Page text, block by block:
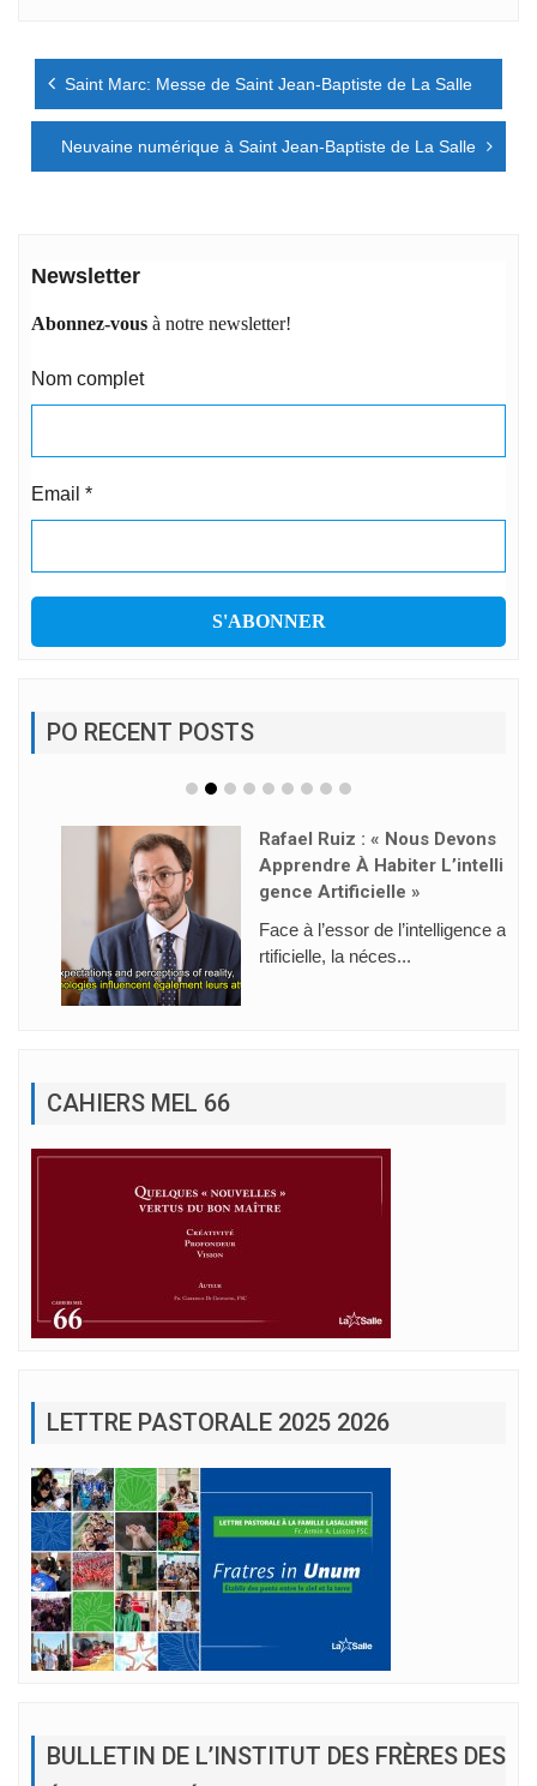
Navigation
l’article
Saint Marc: Messe de Saint Jean-Baptiste de La Salle
Neuvaine numérique à Saint Jean-Baptiste de La Salle
Newsletter
Abonnez-vous à notre newsletter!
Nom complet
Email *
PO RECENT POSTS
Rafael Ruiz : « Nous Devons
Apprendre À Habiter L’intelli
Gence Artificielle »
Face à l’essor de l’intelligence a
rtificielle, la néces...
CAHIERS MEL 66
LETTRE PASTORALE 2025 2026
BULLETIN DE L’INSTITUT DES FRÈRES DES